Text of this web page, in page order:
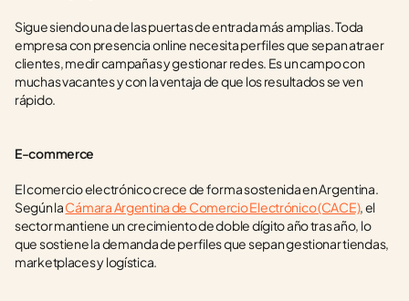
Sigue siendo una de las puertas de entrada más amplias. Toda
empresa con presencia online necesita perfiles que sepan atraer
clientes, medir campañas y gestionar redes. Es un campo con
muchas vacantes y con la ventaja de que los resultados se ven
rápido.
E-commerce
El comercio electrónico crece de forma sostenida en Argentina.
Según la Cámara Argentina de Comercio Electrónico (CACE), el
sector mantiene un crecimiento de doble dígito año tras año, lo
que sostiene la demanda de perfiles que sepan gestionar tiendas,
marketplaces y logística.